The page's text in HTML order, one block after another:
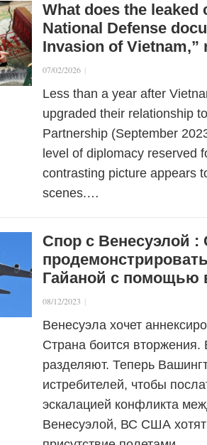
What does the
National Defense
Invasion of Vietnam,”
07/02/2026 |
Less than a year after
upgraded their relationship
Partnership (September
level of diplomacy
contrasting picture appears
scenes.…
Спор с Венесуэлой
Гайаной с помощью
08/12/2023 |
Венесуэла хочет
Страна боится вторжения.
разделяют. Теперь
истребителей, чтобы
эскалацией конфликта
Венесуэлой, ВС США